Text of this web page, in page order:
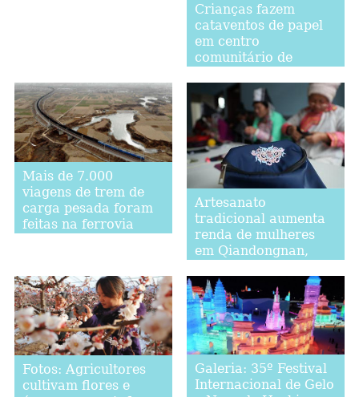
Crianças fazem
cataventos de papel
em centro
comunitário de
comemorar o Festival
da Primavera
Mais de 7.000
viagens de trem de
carga pesada foram
feitas na ferrovia
Artesanato
tradicional aumenta
renda de mulheres
em Qiandongnan,
Fotos: Agricultores
cultivam flores e
Galeria: 35º Festival
Internacional de Gelo